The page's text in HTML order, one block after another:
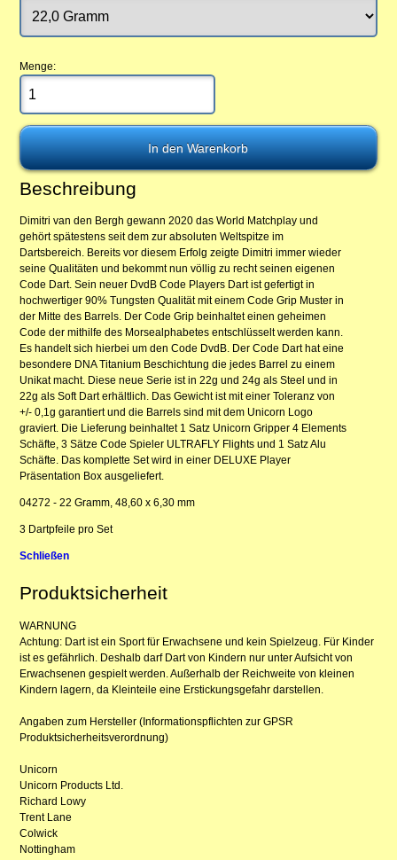
Menge:
Beschreibung
Dimitri van den Bergh gewann 2020 das World Matchplay und
gehört spätestens seit dem zur absoluten Weltspitze im
Dartsbereich. Bereits vor diesem Erfolg zeigte Dimitri immer wieder
seine Qualitäten und bekommt nun völlig zu recht seinen eigenen
Code Dart. Sein neuer DvdB Code Players Dart ist gefertigt in
hochwertiger 90% Tungsten Qualität mit einem Code Grip Muster in
der Mitte des Barrels. Der Code Grip beinhaltet einen geheimen
Code der mithilfe des Morsealphabetes entschlüsselt werden kann.
Es handelt sich hierbei um den Code DvdB. Der Code Dart hat eine
besondere DNA Titanium Beschichtung die jedes Barrel zu einem
Unikat macht. Diese neue Serie ist in 22g und 24g als Steel und in
22g als Soft Dart erhältlich. Das Gewicht ist mit einer Toleranz von
+/- 0,1g garantiert und die Barrels sind mit dem Unicorn Logo
graviert. Die Lieferung beinhaltet 1 Satz Unicorn Gripper 4 Elements
Schäfte, 3 Sätze Code Spieler ULTRAFLY Flights und 1 Satz Alu
Schäfte. Das komplette Set wird in einer DELUXE Player
Präsentation Box ausgeliefert.
04272 - 22 Gramm, 48,60 x 6,30 mm
3 Dartpfeile pro Set
Schließen
Produktsicherheit
WARNUNG
Achtung: Dart ist ein Sport für Erwachsene und kein Spielzeug. Für Kinder
ist es gefährlich. Deshalb darf Dart von Kindern nur unter Aufsicht von
Erwachsenen gespielt werden. Außerhalb der Reichweite von kleinen
Kindern lagern, da Kleinteile eine Erstickungsgefahr darstellen.
Angaben zum Hersteller (Informationspflichten zur GPSR
Produktsicherheitsverordnung)
Unicorn
Unicorn Products Ltd.
Richard Lowy
Trent Lane
Colwick
Nottingham